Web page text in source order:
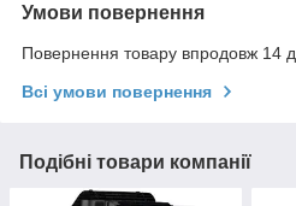
Умови повернення
Повернення товару впродовж 14
Всі умови повернення
Подібні товари компанії